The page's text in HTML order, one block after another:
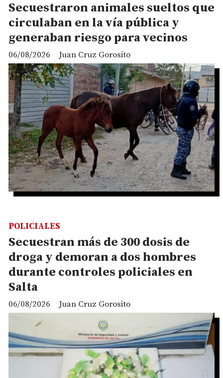
Secuestraron animales sueltos que
circulaban en la vía pública y
generaban riesgo para vecinos
Juan Cruz Gorosito
06/08/2026
Secuestran más de 300 dosis de
droga y demoran a dos hombres
durante controles policiales en
Salta
Juan Cruz Gorosito
POLICIALES
06/08/2026